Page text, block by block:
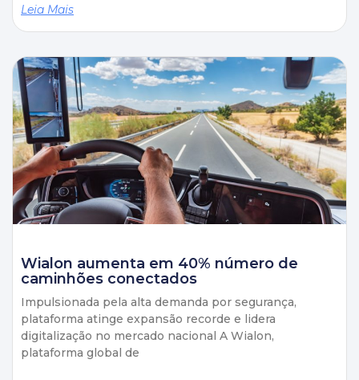
Leia Mais
Wialon aumenta em 40% número de
caminhões conectados
Impulsionada pela alta demanda por segurança,
plataforma atinge expansão recorde e lidera
digitalização no mercado nacional A Wialon,
plataforma global de